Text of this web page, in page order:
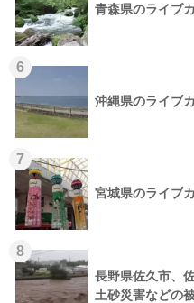
青森県のライブ
6
沖縄県のライブ
7
宮城県のライブ
8
長野県佐久市、
土砂災害などの